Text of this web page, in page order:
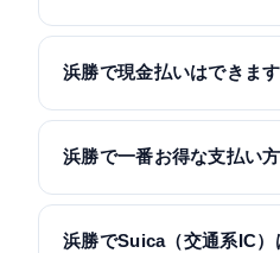
浜勝で現金払いはできま
浜勝で一番お得な支払い
浜勝でSuica（交通系IC）